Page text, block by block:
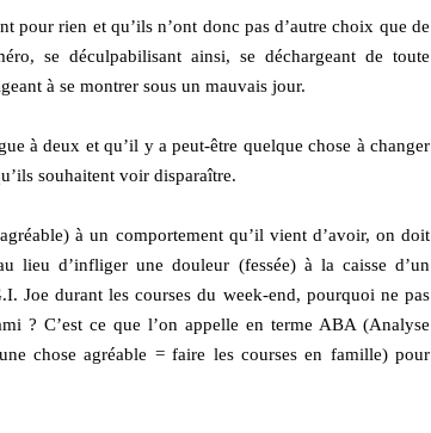
pour rien et qu’ils n’ont donc pas d’autre choix que de
se déculpabilisant ainsi, se déchargeant de toute
à se montrer sous un mauvais jour.
à deux et qu’il y a peut-être quelque chose à changer
souhaitent voir disparaître.
à un comportement qu’il vient d’avoir, on doit
lieu d’infliger une douleur (fessée) à la caisse d’un
Joe durant les courses du week-end, pourquoi ne pas
? C’est ce que l’on appelle en terme ABA (Analyse
chose agréable = faire les courses en famille) pour